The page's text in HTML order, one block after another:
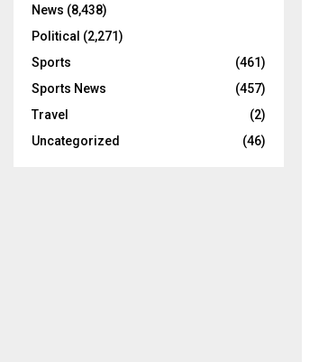
News (8,438)
Political (2,271)
Sports
(461)
Sports News
(457)
Travel
(2)
Uncategorized
(46)